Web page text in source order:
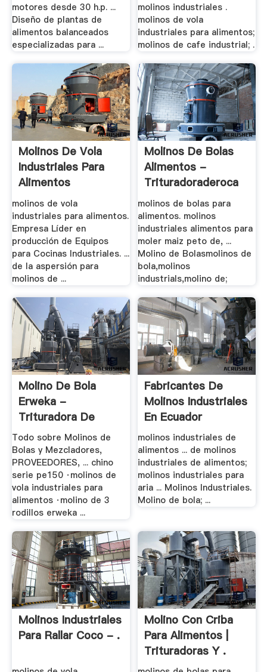
motores desde 30 h.p. ...
Diseño de plantas de
alimentos balanceados
especializadas para ...
molinos industriales .
molinos de vola
industriales para alimentos;
molinos de cafe industrial; .
Molinos De Vola
Industriales Para
Alimentos
molinos de vola
industriales para alimentos.
Empresa Líder en
producción de Equipos
para Cocinas Industriales. ...
de la aspersión para
molinos de ...
Molinos De Bolas
Alimentos -
Trituradoraderoca
molinos de bolas para
alimentos. molinos
industriales alimentos para
moler maiz peto de, ...
Molino de Bolasmolinos de
bola,molinos
industrials,molino de;
Molino De Bola
Erweka -
Trituradora De
Cono
Todo sobre Molinos de
Bolas y Mezcladores,
PROVEEDORES, ... chino
serie pe150 ·molinos de
vola industriales para
alimentos ·molino de 3
rodillos erweka ...
Fabricantes De
Molinos Industriales
En Ecuador
molinos industriales de
alimentos ... de molinos
industriales de alimentos;
molinos industriales para
aria ... Molinos Industriales.
Molino de bola; ...
Molinos Industriales
Para Rallar Coco - .
Molino Con Criba
Para Alimentos |
Trituradoras Y .